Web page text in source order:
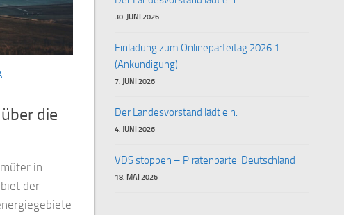
die
in
der
30. JUNI 2026
Einladung zum Onlineparteitag 2026.1
(Ankündigung)
7. JUNI 2026
Der Landesvorstand lädt ein:
4. JUNI 2026
VDS stoppen – Piratenpartei Deutschland
18. MAI 2026